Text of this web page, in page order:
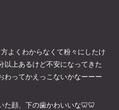
よくわからなくて粉々にしたけ
以上あるけど不安になってきた
わってかえっこないかなーーー
た顔、下の歯かわいいな🦷🦷